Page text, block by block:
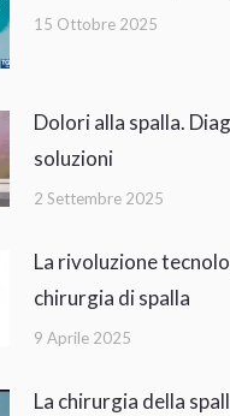
15 Ottobre 2025
Dolori alla spalla.
soluzioni
2 Settembre 2025
La rivoluzione
chirurgia di spalla
9 Aprile 2025
La chirurgia della